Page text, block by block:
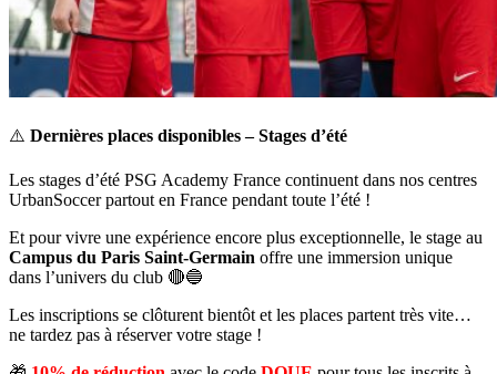
⚠️ Dernières places disponibles –Stages d’été
Les stages d’été PSG Academy France continuent dans nos centres
UrbanSoccer partout en France pendant toute l’été !
Et pour vivre une expérience encore plus exceptionnelle, le stage au
Campus du Paris Saint-Germain offre une immersion unique
dans l’univers du club 🔴🔵
Les inscriptions se clôturent bientôt et les places partent très vite…
ne tardez pas à réserver votre stage !